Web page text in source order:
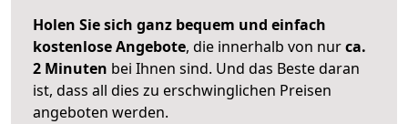
Holen Sie sich ganz bequem und einfach
kostenlose Angebote, die innerhalb von nurca.
2 Minuten bei Ihnen sind. Und das Beste daran
ist, dass all dies zu erschwinglichen Preisen
angeboten werden.